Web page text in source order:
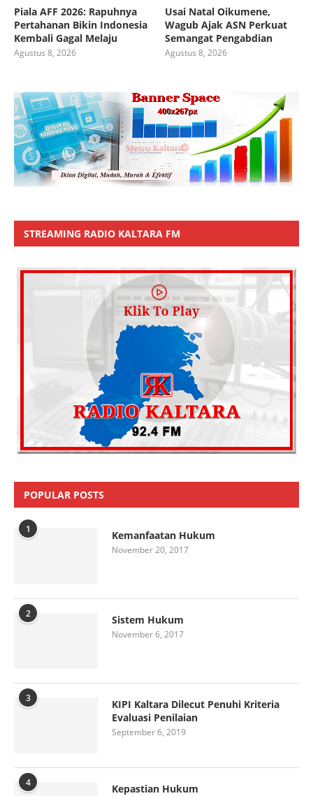
Piala AFF 2026: Rapuhnya
Pertahanan Bikin Indonesia
Kembali Gagal Melaju
Agustus 8, 2026
Usai Natal Oikumene,
Wagub Ajak ASN Perkuat
Semangat Pengabdian
Agustus 8, 2026
STREAMING RADIO KALTARA FM
POPULAR POSTS
1 Kemanfaatan Hukum
November 20, 2017
2 Sistem Hukum
November 6, 2017
3
KIPI Kaltara Dilecut Penuhi Kriteria
Evaluasi Penilaian
September 6, 2019
4 Kepastian Hukum